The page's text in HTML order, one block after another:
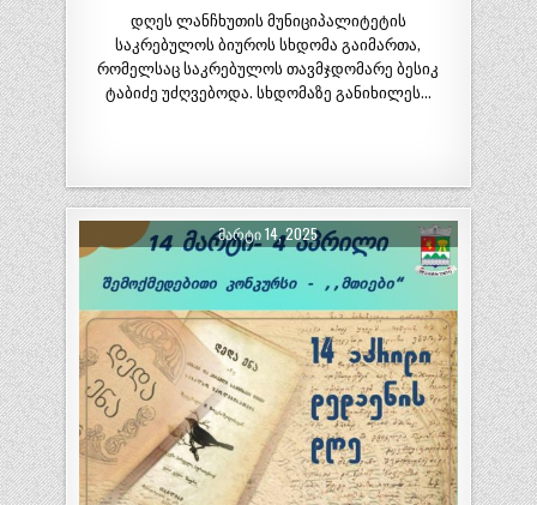
დღეს ლანჩხუთის მუნიციპალიტეტის
საკრებულოს ბიუროს სხდომა გაიმართა,
რომელსაც საკრებულოს თავმჯდომარე ბესიკ
ტაბიძე უძღვებოდა. სხდომაზე განიხილეს…
ᲛᲐᲠᲢᲘ 14, 2025